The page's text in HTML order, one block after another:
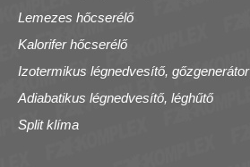
Lemezes hőcserélő
Kalorifer hőcserélő
Izotermikus légnedvesítő, gőzgenerátor
Adiabatikus légnedvesítő, léghűtő
Split klíma